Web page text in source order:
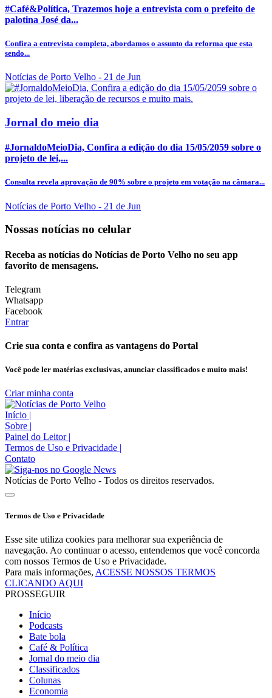
#Café&Política, Trazemos hoje a entrevista com o prefeito de
palotina José da...
Confira a entrevista completa, abordamos o assunto da reforma que esta
sendo...
Notícias de Porto Velho - 21 de Jun
Jornal do meio dia
#JornaldoMeioDia, Confira a edição do dia 15/05/2059 sobre o
projeto de lei,...
Consulta revela aprovação de 90% sobre o projeto em votação na câmara...
Notícias de Porto Velho - 21 de Jun
Nossas notícias no celular
Receba as notícias do Notícias de Porto Velho no seu app
favorito de mensagens.
Telegram
Whatsapp
Facebook
Entrar
Crie sua conta e confira as vantagens do Portal
Você pode ler matérias exclusivas, anunciar classificados e muito mais!
Criar minha conta
Início
Sobre
Painel do Leitor
Termos de Uso e Privacidade
Contato
Notícias de Porto Velho - Todos os direitos reservados.
Termos de Uso e Privacidade
Esse site utiliza cookies para melhorar sua experiência de
navegação. Ao continuar o acesso, entendemos que você concorda
com nossos Termos de Uso e Privacidade.
Para mais informações, ACESSE NOSSOS TERMOS
CLICANDO AQUI
PROSSEGUIR
Início
Podcasts
Bate bola
Café & Política
Jornal do meio dia
Classificados
Colunas
Economia